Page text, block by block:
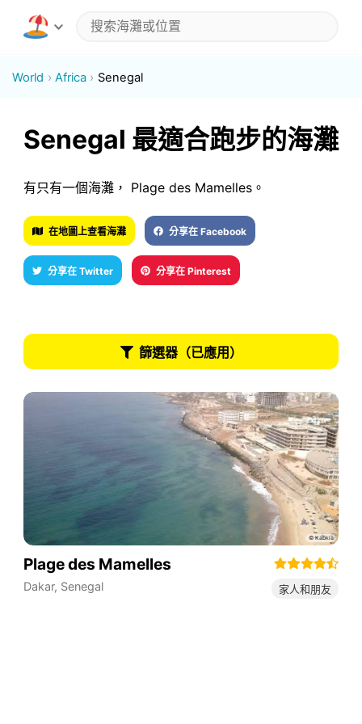
World Africa Senegal
Senegal 最適合跑步的海灘
有只有一個海灘， Plage des Mamelles。
在地圖上查看海灘 分享在 Facebook
分享在 Twitter 分享在 Pinterest
篩選器（已應用）
Plage des Mamelles
Dakar, Senegal 家人和朋友